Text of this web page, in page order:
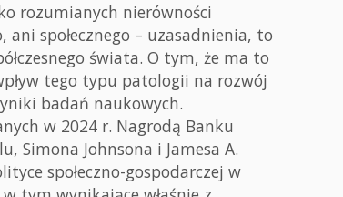
rozumianych nierówności
ani społecznego – uzasadnienia, to
świata. O tym, że ma to
tego typu patologii na rozwój
badań naukowych.
w 2024 r. Nagrodą Banku
Simona Johnsona i Jamesa A.
społeczno-gospodarczej w